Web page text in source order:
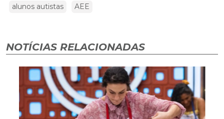
alunos autistas
AEE
NOTÍCIAS RELACIONADAS